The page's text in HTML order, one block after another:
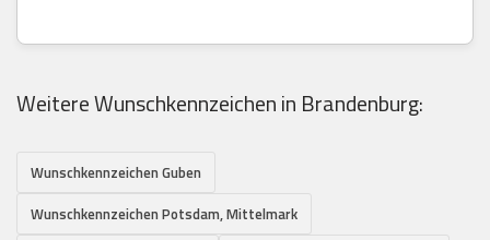
Weitere Wunschkennzeichen in Brandenburg:
Wunschkennzeichen Guben
Wunschkennzeichen Potsdam, Mittelmark